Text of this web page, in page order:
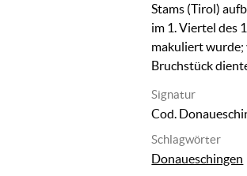
Stams (Tirol)
im 1. Viertel des
makuliert wurde;
Bruchstück
Signatur
Cod.
Schlagwörter
Donaueschingen